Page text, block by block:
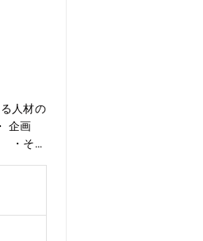
人材の
企画
・その
ます。
決定の
いアイ
し項